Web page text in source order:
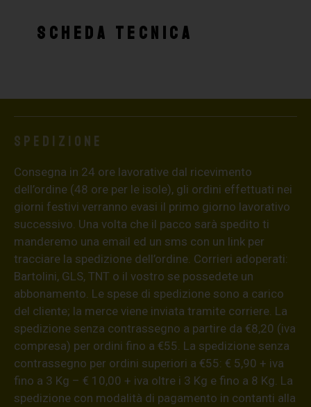
SCHEDA TECNICA
Spedizione
Consegna in 24 ore lavorative dal ricevimento
dell’ordine (48 ore per le isole), gli ordini effettuati nei
giorni festivi verranno evasi il primo giorno lavorativo
successivo. Una volta che il pacco sarà spedito ti
manderemo una email ed un sms con un link per
tracciare la spedizione dell’ordine. Corrieri adoperati:
Bartolini, GLS, TNT o il vostro se possedete un
abbonamento. Le spese di spedizione sono a carico
del cliente; la merce viene inviata tramite corriere. La
spedizione senza contrassegno a partire da €8,20 (iva
compresa) per ordini fino a €55. La spedizione senza
contrassegno per ordini superiori a €55: € 5,90 + iva
fino a 3 Kg – € 10,00 + iva oltre i 3 Kg e fino a 8 Kg. La
spedizione con modalità di pagamento in contanti alla